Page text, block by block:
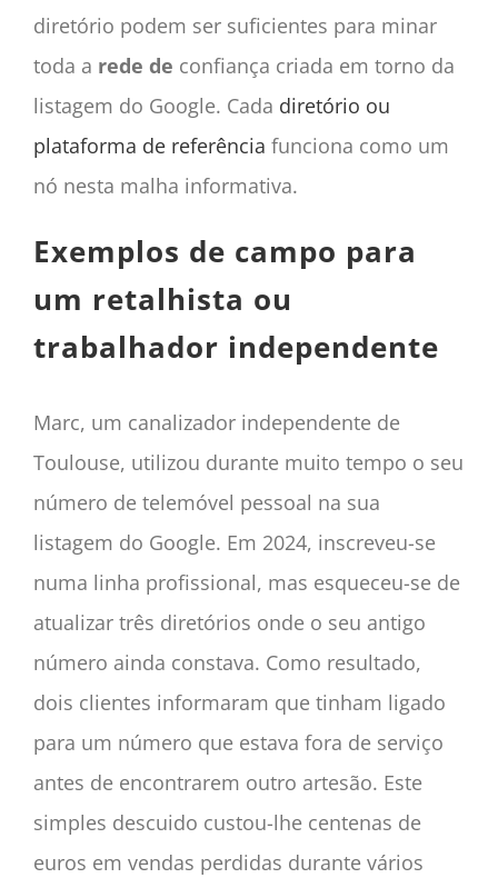
diretório podem ser suficientes para minar
toda a rede de confiança criada em torno da
listagem do Google. Cada diretório ou
plataforma de referência funciona como um
nó nesta malha informativa.
Exemplos de campo para
um retalhista ou
trabalhador independente
Marc, um canalizador independente de
Toulouse, utilizou durante muito tempo o seu
número de telemóvel pessoal na sua
listagem do Google. Em 2024, inscreveu-se
numa linha profissional, mas esqueceu-se de
atualizar três diretórios onde o seu antigo
número ainda constava. Como resultado,
dois clientes informaram que tinham ligado
para um número que estava fora de serviço
antes de encontrarem outro artesão. Este
simples descuido custou-lhe centenas de
euros em vendas perdidas durante vários